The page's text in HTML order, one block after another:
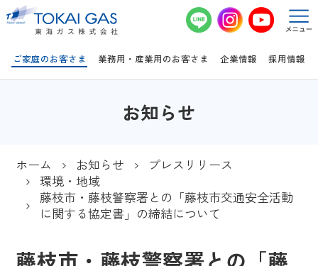
ご家庭のお客さま 業務用・産業用のお客さま 企業情報 採用情報
お知らせ
ホーム お知らせ
プレスリリース
環境・地域
藤枝市・藤枝警察署との「藤枝市交通安全活動
に関する協定書」の締結について